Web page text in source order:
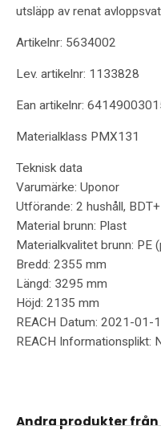
utsläpp av renat
Artikelnr: 5634002
Lev. artikelnr: 1133828
Ean artikelnr:
Materialklass PMX131
Teknisk data
Varumärke: Uponor
Utförande: 2 hushåll,
Material brunn: Plast
Materialkvalitet brunn: PE
Bredd: 2355 mm
Längd: 3295 mm
Höjd: 2135 mm
REACH Datum: 2021-01-
REACH Informationsplikt:
Andra produkter